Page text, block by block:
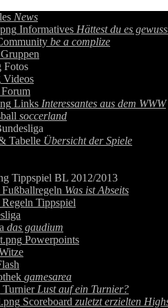
News
Informatives Hättest du es
be a complize
Gruppen
Fotos
Videos
Forum
Links Interessantes aus dem WWW
soccerland
Tabelle Übersicht der Spiele
Tippspiel BL 2012/2013
Fußballregeln Was ist Abseits
Regeln Tippspiel
das gaudium
Powerpoints
gamesarea
Turnier Lust auf ein Turnier?
Scoreboard zuletzt erzielten